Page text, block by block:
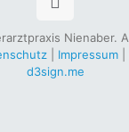
Nienaber.
| Impressum|
d3sign.me